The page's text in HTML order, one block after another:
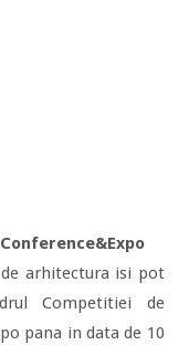
arhitectura isi pot
Competitiei de
pana in data de 10